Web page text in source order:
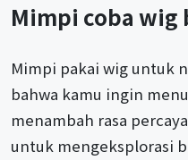
Mimpi coba
Mimpi pakai wig untuk
bahwa kamu ingin
menambah rasa
untuk mengeksplorasi